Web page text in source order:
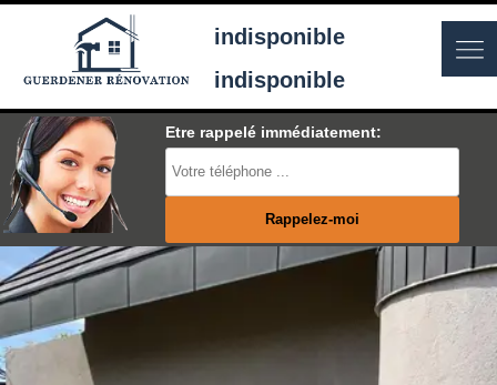
indisponible
indisponible
Etre rappelé immédiatement: